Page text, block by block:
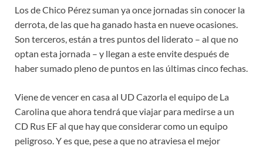
Los de Chico Pérez suman ya once jornadas sin conocer la
derrota, de las que ha ganado hasta en nueve ocasiones.
Son terceros, están a tres puntos del liderato – al que no
optan esta jornada – y llegan a este envite después de
haber sumado pleno de puntos en las últimas cinco fechas.
Viene de vencer en casa al UD Cazorla el equipo de La
Carolina que ahora tendrá que viajar para medirse a un
CD Rus EF al que hay que considerar como un equipo
peligroso. Y es que, pese a que no atraviesa el mejor